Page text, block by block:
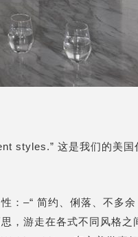
styles.” 这是我们的美国
：–“ 简约、俐落、不多
，游走在各式不同风格之